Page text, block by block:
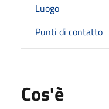
Luogo
Punti di contatto
Cos'è